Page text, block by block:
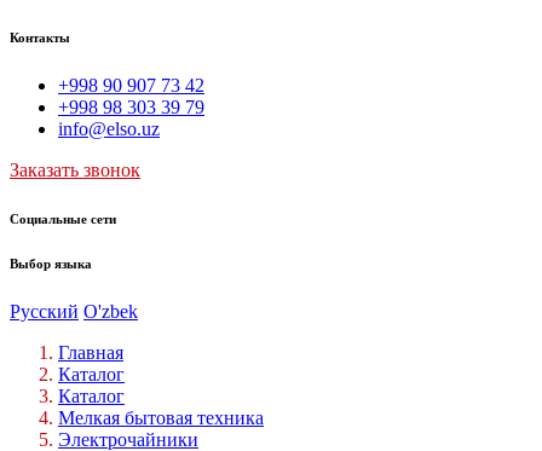
Контакты
+998 90 907 73 42
+998 98 303 39 79
info@elso.uz
Заказать звонок
Социальные сети
Выбор языка
Русский O'zbek
Главная
Каталог
Каталог
Мелкая бытовая техника
Электрочайники